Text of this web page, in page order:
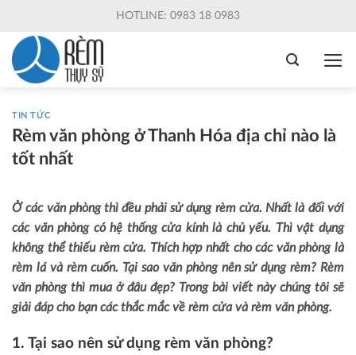
content
HOTLINE: 0983 18 0983
TIN TỨC
Rèm văn phòng ở Thanh Hóa địa chỉ nào là
tốt nhất
Ở các văn phòng thì đều phải sử dụng rèm cửa. Nhất là đối với
các văn phòng có hệ thống cửa kính là chủ yếu. Thì vật dụng
không thể thiếu rèm cửa. Thích hợp nhất cho các văn phòng là
rèm lá và rèm cuốn. Tại sao văn phòng nên sử dụng rèm? Rèm
văn phòng thì mua ở đâu đẹp? Trong bài viết này chúng tôi sẽ
giải đáp cho bạn các thắc mắc về rèm cửa và rèm văn phòng.
1. Tại sao nên sử dụng rèm văn phòng?